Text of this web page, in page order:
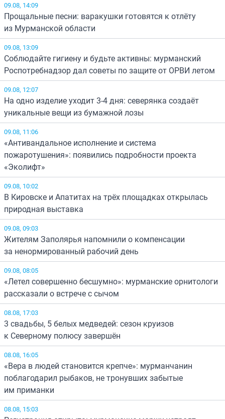
09.08, 14:09
Прощальные песни: варакушки готовятся к отлёту
из Мурманской области
09.08, 13:09
Соблюдайте гигиену и будьте активны: мурманский
Роспотребнадзор дал советы по защите от ОРВИ летом
09.08, 12:07
На одно изделие уходит 3-4 дня: северянка создаёт
уникальные вещи из бумажной лозы
09.08, 11:06
«Антивандальное исполнение и система
пожаротушения»: появились подробности проекта
«Эколифт»
09.08, 10:02
В Кировске и Апатитах на трёх площадках открылась
природная выставка
09.08, 09:03
Жителям Заполярья напомнили о компенсации
за ненормированный рабочий день
09.08, 08:05
«Летел совершенно бесшумно»: мурманские орнитологи
рассказали о встрече с сычом
08.08, 17:03
3 свадьбы, 5 белых медведей: сезон круизов
к Северному полюсу завершён
08.08, 16:05
«Вера в людей становится крепче»: мурманчанин
поблагодарил рыбаков, не тронувших забытые
им приманки
08.08, 15:03